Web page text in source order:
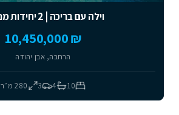
וילה עם בריכה | 2 יחידות מניבות
₪ 10,450,000
הרחבה, אבן יהודה
10
4
3
280מ״ר